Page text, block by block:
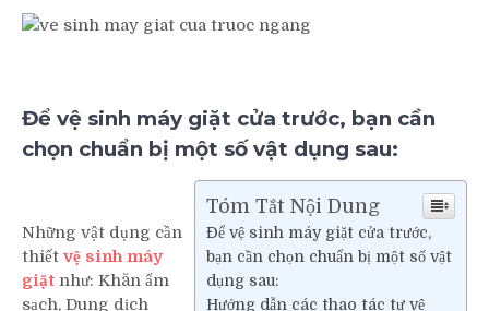
Để vệ sinh máy giặt cửa trước, bạn cần
chọn chuẩn bị một số vật dụng sau:
Tóm Tắt Nội Dung
Để vệ sinh máy giặt cửa trước,
bạn cần chọn chuẩn bị một số vật
dụng sau:
Hướng dẫn các thao tác tự vệ
Những vật dụng cần
thiết vệ sinh máy
giặt như: Khăn ẩm
sạch, Dung dịch